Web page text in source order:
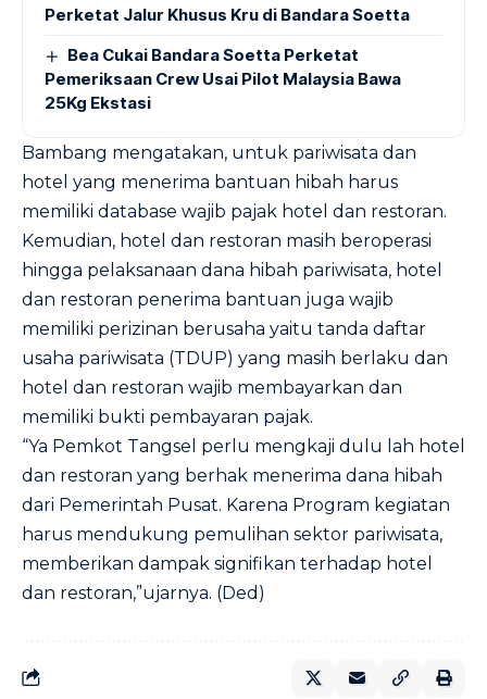
Perketat Jalur Khusus Kru di Bandara Soetta
Bea Cukai Bandara Soetta Perketat
Pemeriksaan Crew Usai Pilot Malaysia Bawa
25Kg Ekstasi
Bambang mengatakan, untuk pariwisata dan
hotel yang menerima bantuan hibah harus
memiliki database wajib pajak hotel dan restoran.
Kemudian, hotel dan restoran masih beroperasi
hingga pelaksanaan dana hibah pariwisata, hotel
dan restoran penerima bantuan juga wajib
memiliki perizinan berusaha yaitu tanda daftar
usaha pariwisata (TDUP) yang masih berlaku dan
hotel dan restoran wajib membayarkan dan
memiliki bukti pembayaran pajak.
“Ya Pemkot Tangsel perlu mengkaji dulu lah hotel
dan restoran yang berhak menerima dana hibah
dari Pemerintah Pusat. Karena Program kegiatan
harus mendukung pemulihan sektor pariwisata,
memberikan dampak signifikan terhadap hotel
dan restoran,”ujarnya. (Ded)